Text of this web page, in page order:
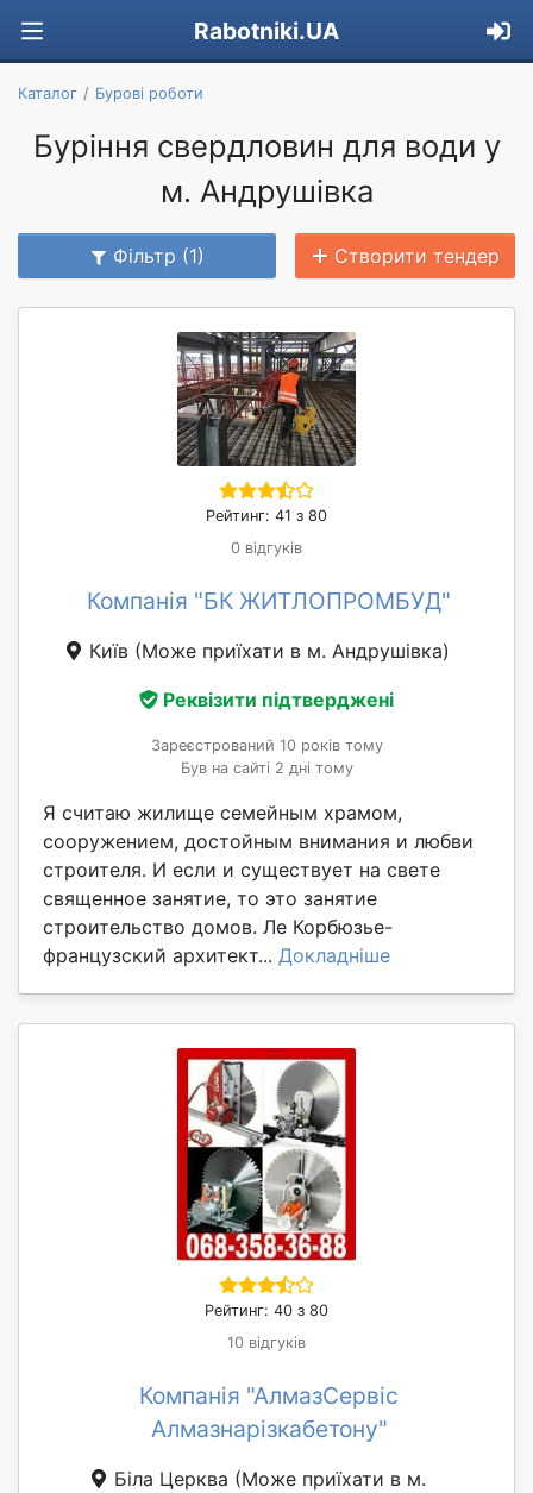
Rabotniki.UA
Каталог Бурові роботи
Буріння свердловин для води у
м. Андрушівка
Фільтр (1) Створити тендер
Рейтинг: 41 з 80
0 відгуків
Компанія "БК ЖИТЛОПРОМБУД"
Київ (Може приїхати в м. Андрушівка)
Реквізити підтверджені
Зареєстрований 10 років тому
Був на сайті 2 дні тому
Я считаю жилище семейным храмом,
сооружением, достойным внимания и любви
строителя. И если и существует на свете
священное занятие, то это занятие
строительство домов. Ле Корбюзье-
французский архитект... Докладніше
Рейтинг: 40 з 80
10 відгуків
Компанія "АлмазСервіс
Алмазнарізкабетону"
Біла Церква (Може приїхати в м.